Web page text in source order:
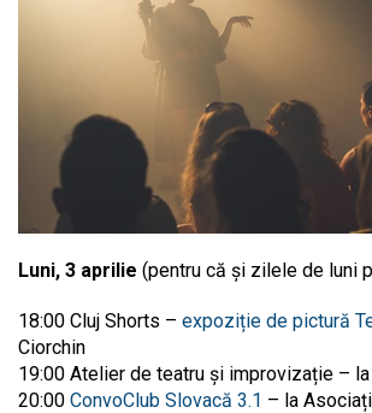
Luni, 3 aprilie (pentru că și zilele de luni
18:00 Cluj Shorts – expoziție de pictură
Ciorchin
19:00 Atelier de teatru și improvizație – la
20:00 ConvoClub Slovacă 3.1 – la